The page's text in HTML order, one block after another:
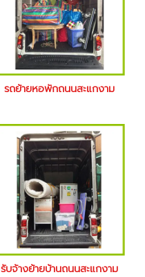
รถย้ายหอพักถนนสะแกงาม
รับจ้างย้ายบ้านถนนสะแกงาม